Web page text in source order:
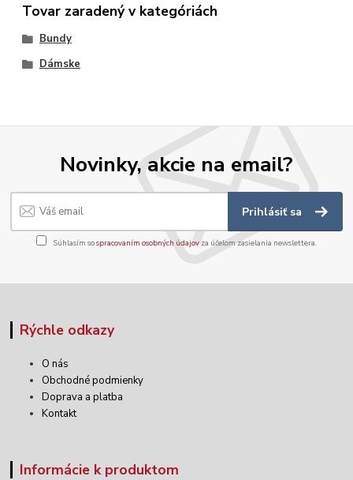
Tovar zaradený v kategóriách
Bundy
Dámske
Novinky, akcie na email?
Prihlásiť sa
Súhlasím sospracovaním osobných údajov za účelom zasielania newslettera.
Rýchle odkazy
O nás
Obchodné podmienky
Doprava a platba
Kontakt
Informácie k produktom